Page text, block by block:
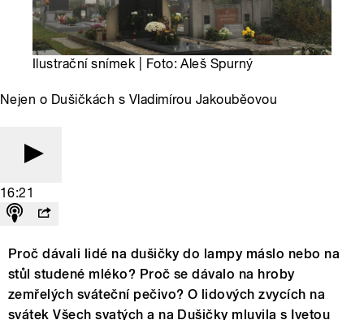
Ilustrační snímek | Foto: Aleš Spurný
Nejen o Dušičkách s Vladimírou Jakouběovou
16:21
Proč dávali lidé na dušičky do lampy máslo nebo na
stůl studené mléko? Proč se dávalo na hroby
zemřelých sváteční pečivo? O lidových zvycích na
svátek Všech svatých a na Dušičky mluvila s Ivetou